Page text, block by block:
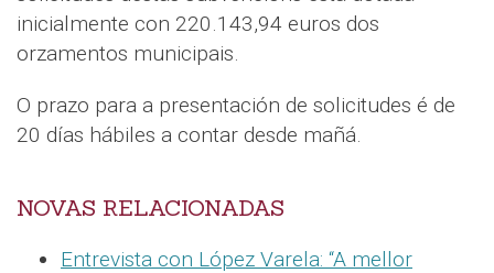
inicialmente con 220.143,94 euros dos
orzamentos municipais.
O prazo para a presentación de solicitudes é de
20 días hábiles a contar desde mañá.
NOVAS RELACIONADAS
Entrevista con López Varela: “A mellor